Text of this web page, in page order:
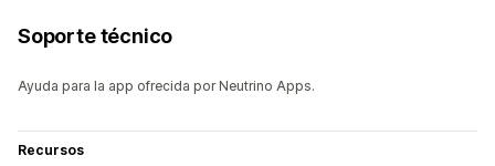
Soporte técnico
Ayuda para la app ofrecida por Neutrino Apps.
Recursos